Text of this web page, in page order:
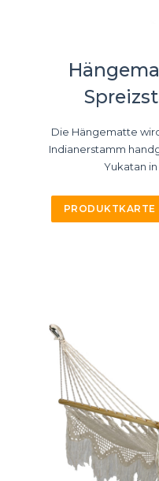
Die Hängematte
Indianerstamm
Yukatan
PRODUKTKARTE